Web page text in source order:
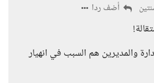
أضف ردا
والمديرين هم السبب في انهيار